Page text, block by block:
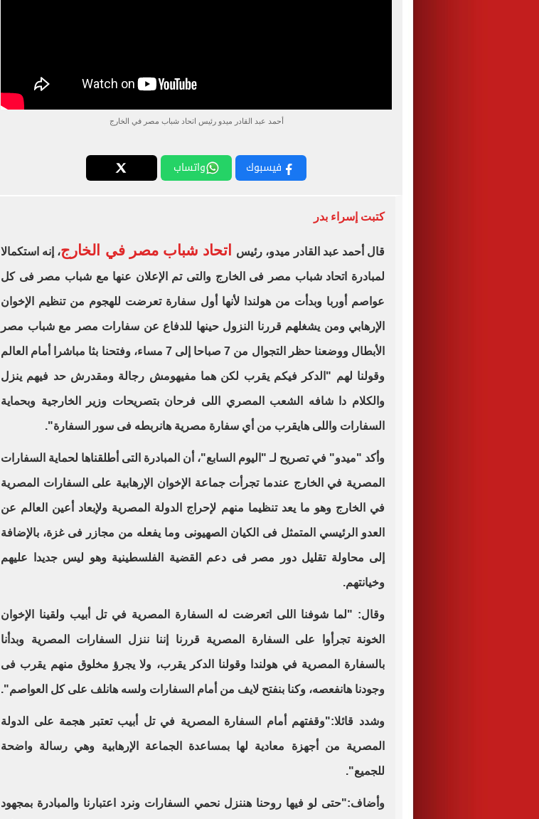
أحمد عبد القادر ميدو رئيس اتحاد شباب مصر في الخارج
فيسبوك واتساب
كتبت إسراء بدر
قال أحمد عبد القادر ميدو، رئيس اتحاد شباب مصر في الخارج، إنه استكمالا
لمبادرة اتحاد شباب مصر فى الخارج والتى تم الإعلان عنها مع شباب مصر فى كل
عواصم أوربا وبدأت من هولندا لأنها أول سفارة تعرضت للهجوم من تنظيم الإخوان
الإرهابي ومن يشغلهم قررنا النزول حينها للدفاع عن سفارات مصر مع شباب مصر
الأبطال ووضعنا حظر التجوال من 7 صباحا إلى 7 مساء، وفتحنا بثا مباشرا أمام العالم
وقولنا لهم "الدكر فيكم يقرب لكن هما مفيهومش رجالة ومقدرش حد فيهم ينزل
والكلام دا شافه الشعب المصري اللى فرحان بتصريحات وزير الخارجية وبحماية
السفارات واللى هايقرب من أي سفارة مصرية هانربطه فى سور السفارة".
وأكد "ميدو" في تصريح لـ "اليوم السابع"، أن المبادرة التى أطلقناها لحماية السفارات
المصرية في الخارج عندما تجرأت جماعة الإخوان الإرهابية على السفارات المصرية
في الخارج وهو ما يعد تنظيما منهم لإحراج الدولة المصرية ولإبعاد أعين العالم عن
العدو الرئيسي المتمثل فى الكيان الصهيونى وما يفعله من مجازر فى غزة، بالإضافة
إلى محاولة تقليل دور مصر فى دعم القضية الفلسطينية وهو ليس جديدا عليهم
وخيانتهم.
وقال: "لما شوفنا اللى اتعرضت له السفارة المصرية في تل أبيب ولقينا الإخوان
الخونة تجرأوا على السفارة المصرية قررنا إننا ننزل السفارات المصرية وبدأنا
بالسفارة المصرية في هولندا وقولنا الدكر يقرب، ولا يجرؤ مخلوق منهم يقرب فى
وجودنا هانفعصه، وكنا بنفتح لايف من أمام السفارات ولسه هانلف على كل العواصم".
وشدد قائلا:"وقفتهم أمام السفارة المصرية في تل أبيب تعتبر هجمة على الدولة
المصرية من أجهزة معادية لها بمساعدة الجماعة الإرهابية وهي رسالة واضحة
للجميع".
وأضاف:"حتى لو فيها روحنا هننزل نحمي السفارات ونرد اعتبارنا والمبادرة بمجهود